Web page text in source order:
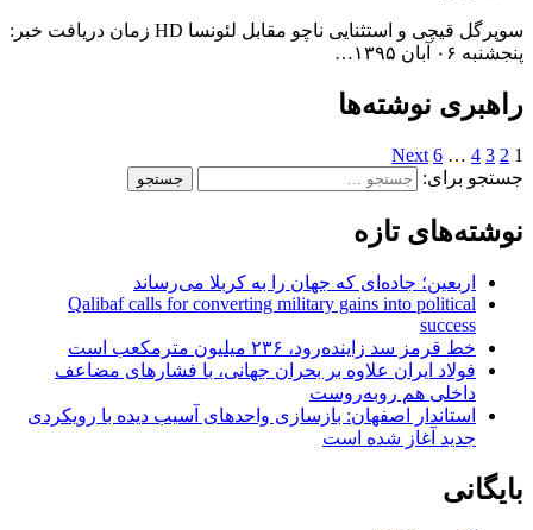
سوپرگل قیچی و استثنایی ناچو مقابل لئونسا HD زمان دریافت خبر:
پنجشنبه ۰۶ آبان ۱۳۹۵…
راهبری نوشته‌ها
1
2
3
4
…
6
Next
جستجو برای:
نوشته‌های تازه
اربعین؛ جاده‌ای که جهان را به کربلا می‌رساند
Qalibaf calls for converting military gains into political
success
خط قرمز سد زاینده‌رود، ۲۳۶ میلیون مترمکعب است
فولاد ایران علاوه بر بحران جهانی، با فشارهای مضاعف
داخلی هم روبه‌روست
استاندار اصفهان: بازسازی واحدهای آسیب دیده با رویکردی
جدید آغاز شده است
بایگانی